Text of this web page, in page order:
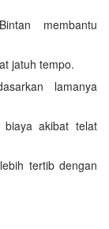
membantu
jatuh tempo.
lamanya
akibat telat
tertib dengan